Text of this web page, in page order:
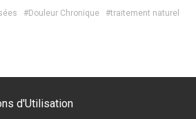
#Douleur Chronique
#traitement naturel
d'Utilisation